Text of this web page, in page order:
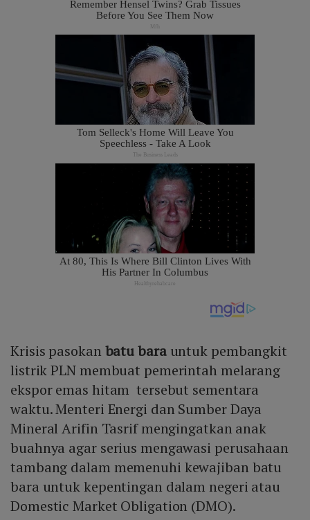
Krisis pasokan batu barauntuk pembangkit
listrik PLN membuat pemerintah melarang
ekspor emas hitam tersebut sementara
waktu. Menteri Energi dan Sumber Daya
Mineral Arifin Tasrif mengingatkan anak
buahnya agar serius mengawasi perusahaan
tambang dalam memenuhi kewajiban batu
bara untuk kepentingan dalam negeri atau
Domestic Market Obligation (DMO).